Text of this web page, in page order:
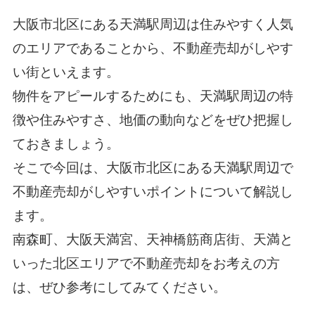
大阪市北区にある天満駅周辺は住みやすく人気
のエリアであることから、不動産売却がしやす
い街といえます。
物件をアピールするためにも、天満駅周辺の特
徴や住みやすさ、地価の動向などをぜひ把握し
ておきましょう。
そこで今回は、大阪市北区にある天満駅周辺で
不動産売却がしやすいポイントについて解説し
ます。
南森町、大阪天満宮、天神橋筋商店街、 天満と
いった北区エリアで不動産売却をお考えの方
は、ぜひ参考に してみてください。